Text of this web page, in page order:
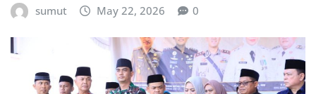
sumut May 22, 2026 0